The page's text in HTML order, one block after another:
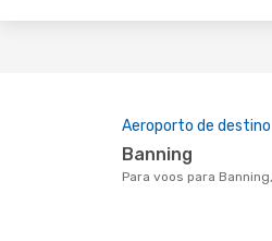
Aeroporto de destino
Banning
Para voos para